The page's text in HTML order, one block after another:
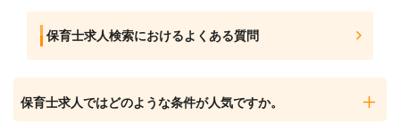
保育士求人検索におけるよくある質問
保育士求人ではどのような条件が人気ですか。